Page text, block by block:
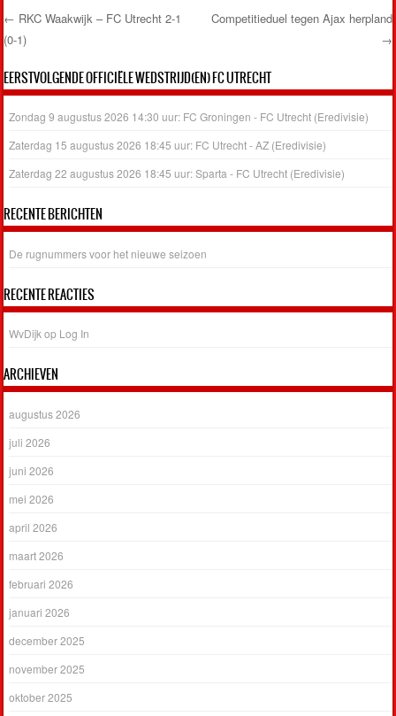
Post navigation
← RKC Waakwijk – FC Utrecht 2-1
(0-1)
Competitieduel tegen Ajax herpland
→
EERSTVOLGENDE OFFICIËLE WEDSTRIJD(EN) FC UTRECHT
Zondag 9 augustus 2026 14:30 uur: FC Groningen - FC Utrecht (Eredivisie)
Zaterdag 15 augustus 2026 18:45 uur: FC Utrecht - AZ (Eredivisie)
Zaterdag 22 augustus 2026 18:45 uur: Sparta - FC Utrecht (Eredivisie)
RECENTE BERICHTEN
De rugnummers voor het nieuwe seizoen
RECENTE REACTIES
WvDijk op Log In
ARCHIEVEN
augustus 2026
juli 2026
juni 2026
mei 2026
april 2026
maart 2026
februari 2026
januari 2026
december 2025
november 2025
oktober 2025